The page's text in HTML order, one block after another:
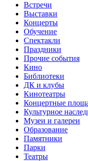
Встречи
Выставки
Концерты
Обучение
Спектакли
Праздники
Прочие события
Кино
Библиотеки
ДК и клубы
Кинотеатры
Концертные
Культурное
Музеи и галереи
Образование
Памятники
Парки
Театры